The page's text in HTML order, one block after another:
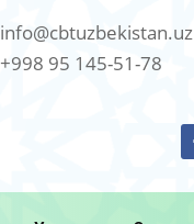
info@cbtuzbekistan.uz
+998 95 145-51-78